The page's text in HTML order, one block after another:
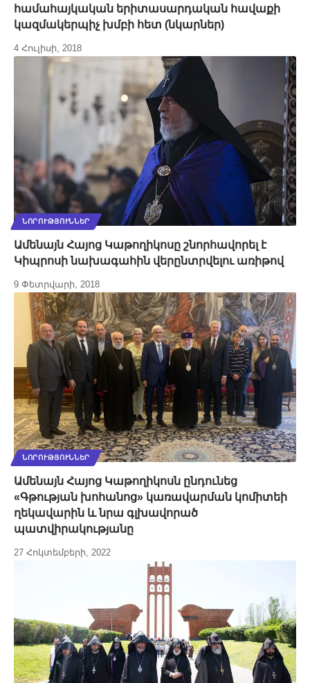
համահայկական երիտասարդական հավաքի
կազմակերպիչ խմբի հետ (նկարներ)
4 Հուլիսի, 2018
ՆՈՐՈՒԹՅՈՒՆՆԵՐ
Ամենայն Հայոց Կաթողիկոսը շնորհավորել է
Կիպրոսի նախագահին վերընտրվելու առիթով
9 Փետրվարի, 2018
ՆՈՐՈՒԹՅՈՒՆՆԵՐ
Ամենայն Հայոց Կաթողիկոսն ընդունեց
«Գթության խոհանոց» կառավարման կոմիտեի
ղեկավարին և նրա գլխավորած
պատվիրակությանը
27 Հոկտեմբերի, 2022